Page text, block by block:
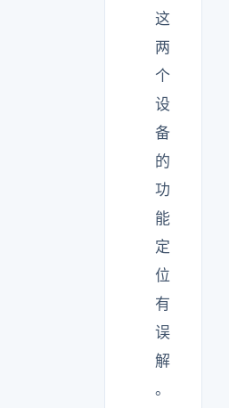
这
两
个
设
备
的
功
能
定
位
有
误
解
。